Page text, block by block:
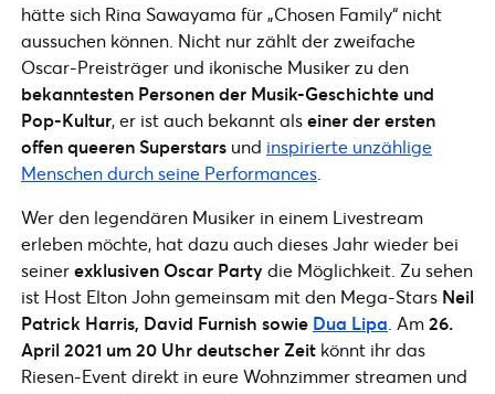
hätte sich Rina Sawayama für „Chosen Family“ nicht
aussuchen können. Nicht nur zählt der zweifache
Oscar-Preisträger und ikonische Musiker zu den
bekanntesten Personen der Musik-Geschichte und
Pop-Kultur, er ist auch bekannt alseiner der ersten
offen queeren Superstars und inspirierte unzählige
Menschen durch seine Performances.
Wer den legendären Musiker in einem Livestream
erleben möchte, hat dazu auch dieses Jahr wieder bei
seinerexklusiven Oscar Party die Möglichkeit. Zu sehen
ist Host Elton John gemeinsam mit den Mega-Stars Neil
Patrick Harris, David Furnish sowie Dua Lipa. Am26.
April 2021 um 20 Uhr deutscher Zeit könnt ihr das
Riesen-Event direkt in eure Wohnzimmer streamen und